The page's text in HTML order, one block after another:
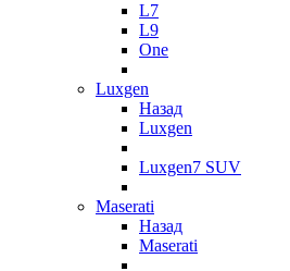
L7
L9
One
Luxgen
Назад
Luxgen
Luxgen7 SUV
Maserati
Назад
Maserati